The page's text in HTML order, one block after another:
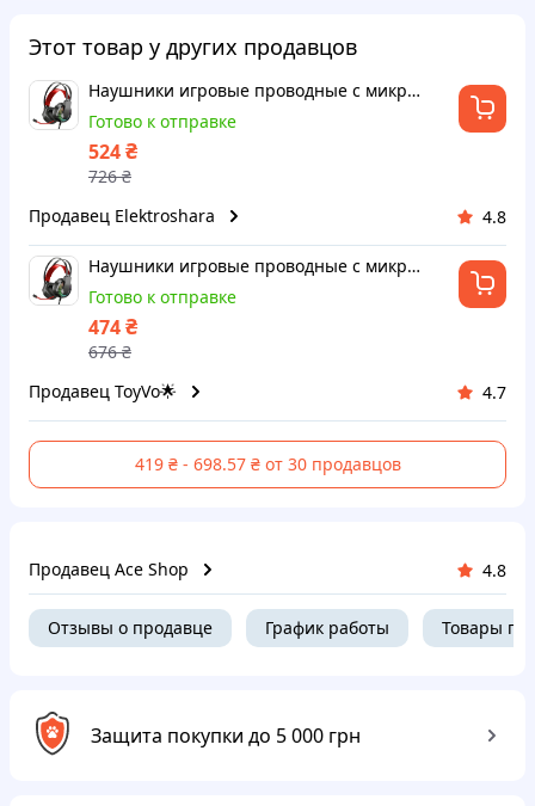
Этот товар у других продавцов
Наушники игровые проводные с микрофоном, IMS-E1008, Красный / Наушники геймерские / Наушники для ПК и ноутбука
Готово к отправке
524₴
726₴
Продавец Elektroshara
4.8
Наушники игровые проводные с микрофоном, IMS-E1008, Красный / Наушники геймерские / Наушники для ПК и ноутбука
Готово к отправке
474₴
676₴
Продавец ToyVo🌟
4.7
419 ₴ - 698.57 ₴ от 30 продавцов
Продавец Ace Shop 4.8
Отзывы о продавце График работы Товары
Защита покупки до 5 000 грн